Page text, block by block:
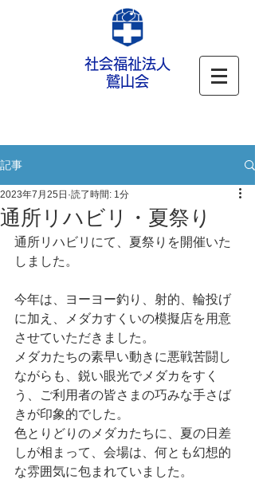
社会福祉法人
鷲山会
記事
通所リハビリ・夏祭り
2023年7月25日 読了時間: 1分
通所リハビリにて、夏祭りを開催いた
しました。
今年は、ヨーヨー釣り、射的、輪投げ
に加え、メダカすくいの模擬店を用意
させていただきました。
メダカたちの素早い動きに悪戦苦闘し
ながらも、鋭い眼光でメダカをすく
う、ご利用者の皆さまの巧みな手さば
きが印象的でした。
色とりどりのメダカたちに、夏の日差
しが相まって、会場は、何とも幻想的
な雰囲気に包まれていました。